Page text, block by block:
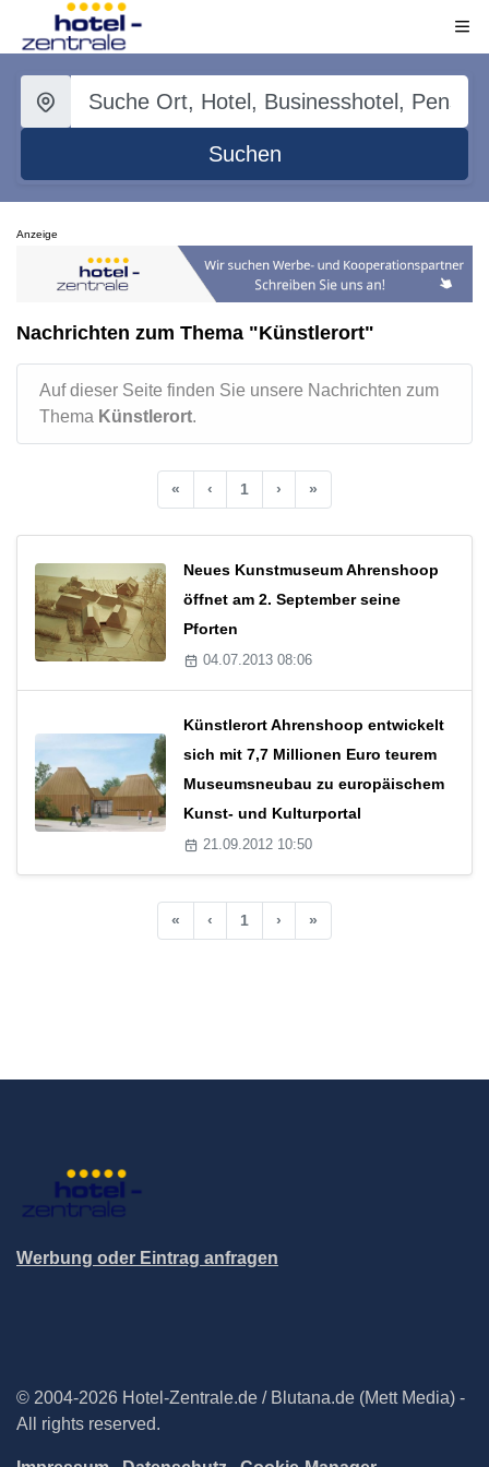
Suchen
Anzeige
Nachrichten zum Thema "Künstlerort"
Auf dieser Seite finden Sie unsere Nachrichten zum
Thema Künstlerort.
« ‹ 1 › »
Neues Kunstmuseum Ahrenshoop
öffnet am 2. September seine
Pforten
04.07.2013 08:06
Künstlerort Ahrenshoop entwickelt
sich mit 7,7 Millionen Euro teurem
Museumsneubau zu europäischem
Kunst- und Kulturportal
21.09.2012 10:50
« ‹ 1 › »
Werbung oder Eintrag anfragen
© 2004-2026 Hotel-Zentrale.de / Blutana.de (Mett Media) -
All rights reserved.